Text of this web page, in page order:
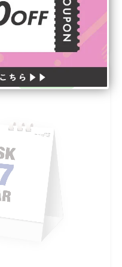
実用性も兼ね備えてい